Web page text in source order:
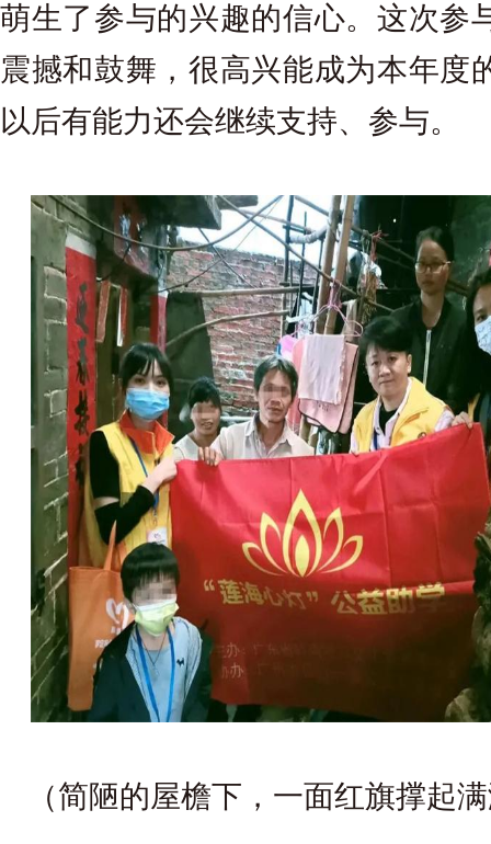
萌生了参与的兴趣的信心。这次参
震撼和鼓舞，很高兴能成为本年度
以后有能力还会继续支持、参与。
（简陋的屋檐下，一面红旗撑起